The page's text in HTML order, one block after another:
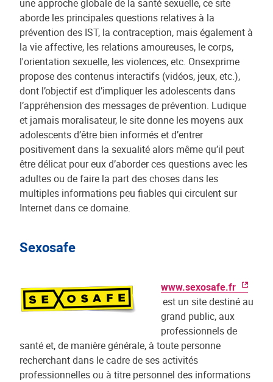
une approche globale de la santé sexuelle, ce site
aborde les principales questions relatives à la
prévention des IST, la contraception, mais également à
la vie affective, les relations amoureuses, le corps,
l'orientation sexuelle, les violences, etc. Onsexprime
propose des contenus interactifs (vidéos, jeux, etc.),
dont l’objectif est d’impliquer les adolescents dans
l’appréhension des messages de prévention. Ludique
et jamais moralisateur, le site donne les moyens aux
adolescents d’être bien informés et d’entrer
positivement dans la sexualité alors même qu’il peut
être délicat pour eux d’aborder ces questions avec les
adultes ou de faire la part des choses dans les
multiples informations peu fiables qui circulent sur
Internet dans ce domaine.
Sexosafe
www.sexosafe.fr
est un site destiné au
grand public, aux
professionnels de
santé et, de manière générale, à toute personne
recherchant dans le cadre de ses activités
professionnelles ou à titre personnel des informations